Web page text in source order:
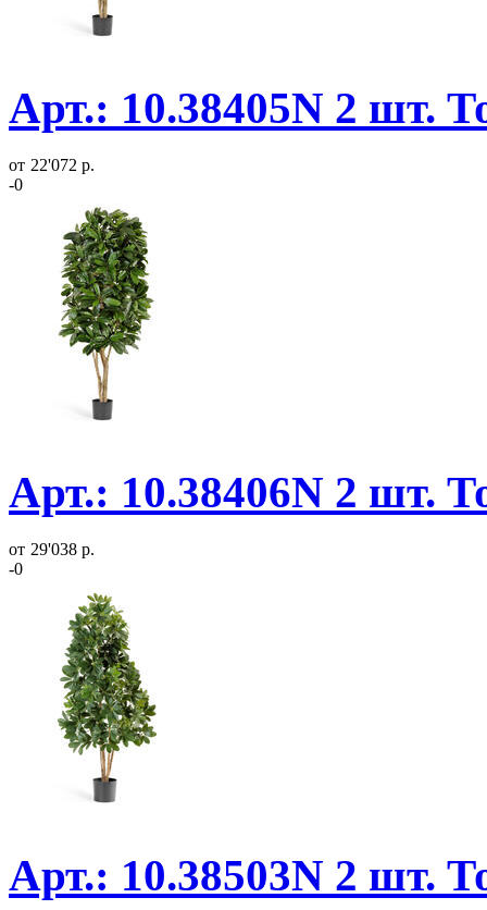
Арт.: 10.38405N 2 шт.
от 22'072 р.
-0
Арт.: 10.38406N 2 шт.
от 29'038 р.
-0
Арт.: 10.38503N 2 шт.